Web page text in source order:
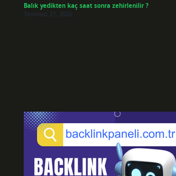
Balık yedikten kaç saat sonra zehirlenilir ?
Temmuz 21, 2026